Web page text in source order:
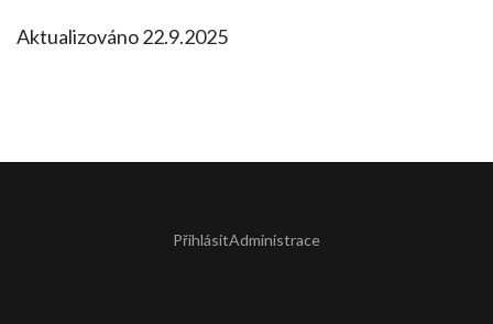
Aktualizováno 22.9.2025
PřihlásitAdministrace